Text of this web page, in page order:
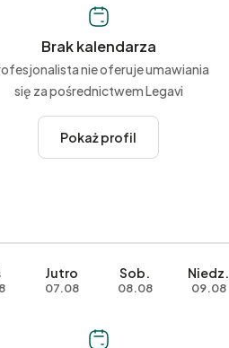
Brak kalendarza
nie oferuje umawiania
się za pośrednictwem Legavi
Pokaż profil
Jutro
07.08
Sob.
08.08
Niedz.
09.08